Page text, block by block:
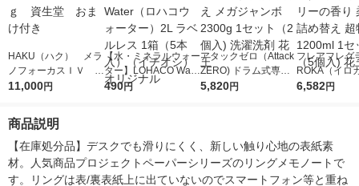
HAKU（ハク） メラ
ノフォーカスＩＶ 4
5ｇ 資生堂 おまけ
11,000円
【水・ミネラルウォー
ター】LOHACO Wate
r（ロハコウォータ
490円
アタックゼロ（Attack
ZERO) ドラム式専用
詰め替え メガジャン
5,820円
フレアフレグ
ROKA（イロ
イキッドリリ
6,582円
商品説明
【在庫処分品】デスクでも滑りにくく、新しい触り心地の表紙素
材。人気商品プロジェクトペーパーシリーズのリングメモノートで
す。リングは表/裏表紙上に出ていないのでスマートフォン等と重ね